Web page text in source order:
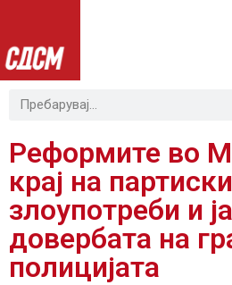
Реформите во
крај на
злоупотреби и
довербата на
полицијата